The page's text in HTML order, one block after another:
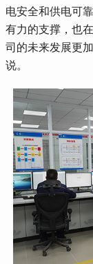
电安全和供电可
有力的支撑，也
司的未来发展更
说。